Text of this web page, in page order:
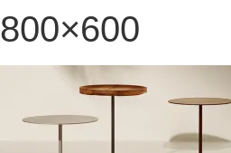
800×600